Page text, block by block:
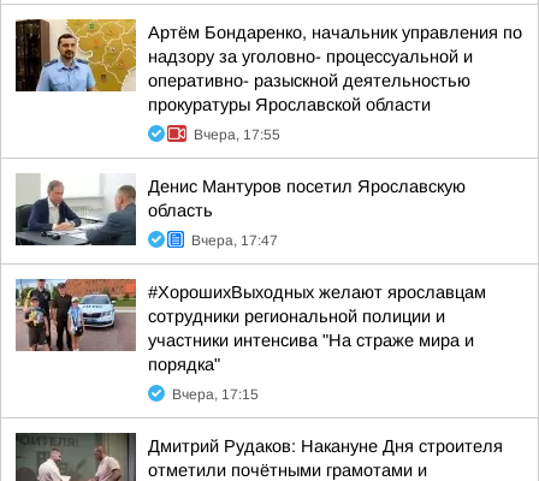
Артём Бондаренко, начальник управления по
надзору за уголовно- процессуальной и
оперативно- разыскной деятельностью
прокуратуры Ярославской области
Вчера, 17:55
Денис Мантуров посетил Ярославскую
область
Вчера, 17:47
#ХорошихВыходных желают ярославцам
сотрудники региональной полиции и
участники интенсива "На страже мира и
порядка"
Вчера, 17:15
Дмитрий Рудаков: Накануне Дня строителя
отметили почётными грамотами и